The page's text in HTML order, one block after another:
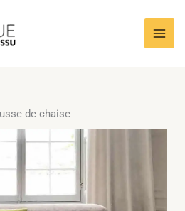
de chaise